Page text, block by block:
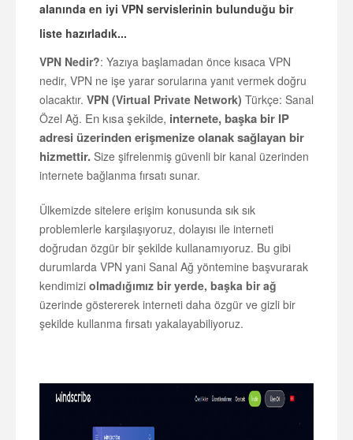
alanında en iyi VPN servislerinin bulunduğu bir
liste hazırladık...
VPN Nedir?: Yazıya başlamadan önce kısaca VPN
nedir, VPN ne işe yarar sorularına yanıt vermek doğru
olacaktır. VPN (Virtual Private Network) Türkçe: Sanal
Özel Ağ. En kısa şekilde, internete, başka bir IP
adresi üzerinden erişmenize olanak sağlayan bir
hizmettir. Size şifrelenmiş güvenli bir kanal üzerinden
internete bağlanma fırsatı sunar.
Ülkemizde sitelere erişim konusunda sık sık
problemlerle karşılaşıyoruz, dolayısı ile interneti
doğrudan özgür bir şekilde kullanamıyoruz. Bu gibi
durumlarda VPN yani Sanal Ağ yöntemine başvurarak
kendimizi olmadığımız bir yerde, başka bir ağ
üzerinde göstererek interneti daha özgür ve gizli bir
şekilde kullanma fırsatı yakalayabiliyoruz.